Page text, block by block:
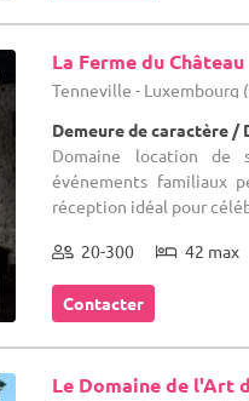
La Ferme du Château
Tenneville - Luxembourg
Demeure de caractère /
Domaine location de
événements familiaux
réception idéal pour
20-300 42 max
Contacter
Le Domaine de l'Art